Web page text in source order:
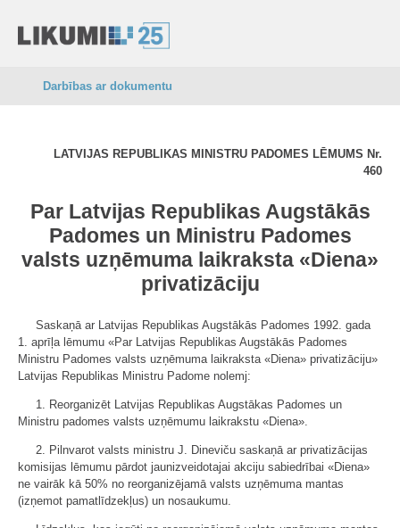
Darbības ar dokumentu
LATVIJAS REPUBLIKAS MINISTRU PADOMES LĒMUMS Nr.
460
Par Latvijas Republikas Augstākās
Padomes un Ministru Padomes
valsts uzņēmuma laikraksta «Diena»
privatizāciju
Saskaņā ar Latvijas Republikas Augstākās Padomes 1992. gada
1. aprīļa lēmumu «Par Latvijas Republikas Augstākās Padomes
Ministru Padomes valsts uzņēmuma laikraksta «Diena» privatizāciju»
Latvijas Republikas Ministru Padome nolemj:
1. Reorganizēt Latvijas Republikas Augstākas Padomes un
Ministru padomes valsts uzņēmumu laikrakstu «Diena».
2. Pilnvarot valsts ministru J. Dineviču saskaņā ar privatizācijas
komisijas lēmumu pārdot jaunizveidotajai akciju sabiedrībai «Diena»
ne vairāk kā 50% no reorganizējamā valsts uzņēmuma mantas
(izņemot pamatlīdzekļus) un nosaukumu.